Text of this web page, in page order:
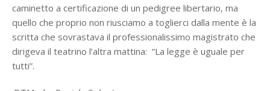
caminetto a certificazione di un pedigree libertario, ma
quello che proprio non riusciamo a toglierci dalla mente è la
scritta che sovrastava il professionalissimo magistrato che
dirigeva il teatrino l’altra mattina: “La legge è uguale per
tutti”.